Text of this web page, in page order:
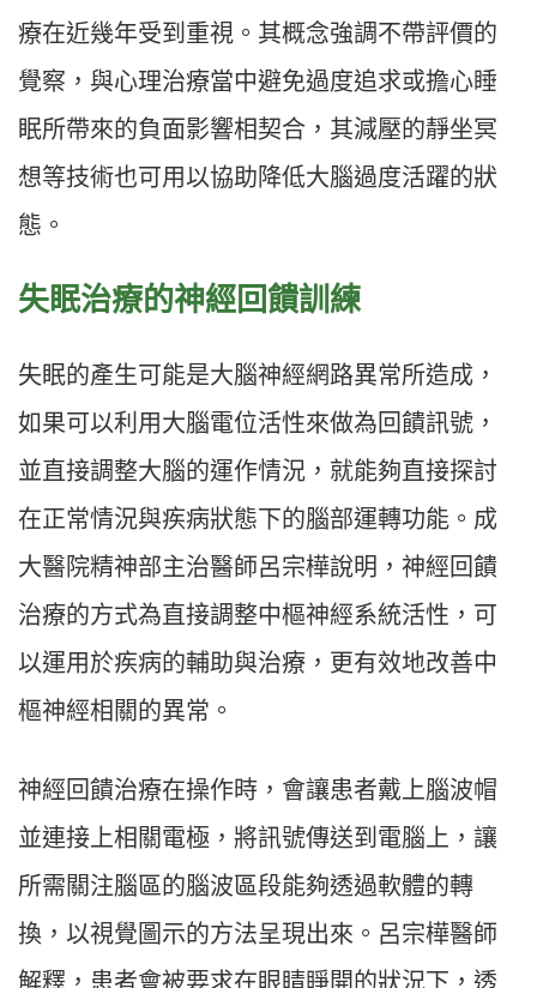
療在近幾年受到重視。其概念強調不帶評價的
覺察，與心理治療當中避免過度追求或擔心睡
眠所帶來的負面影響相契合，其減壓的靜坐冥
想等技術也可用以協助降低大腦過度活躍的狀
態。
失眠治療的神經回饋訓練
失眠的產生可能是大腦神經網路異常所造成，
如果可以利用大腦電位活性來做為回饋訊號，
並直接調整大腦的運作情況，就能夠直接探討
在正常情況與疾病狀態下的腦部運轉功能。成
大醫院精神部主治醫師呂宗樺說明，神經回饋
治療的方式為直接調整中樞神經系統活性，可
以運用於疾病的輔助與治療，更有效地改善中
樞神經相關的異常。
神經回饋治療在操作時，會讓患者戴上腦波帽
並連接上相關電極，將訊號傳送到電腦上，讓
所需關注腦區的腦波區段能夠透過軟體的轉
換，以視覺圖示的方法呈現出來。呂宗樺醫師
解釋，患者會被要求在眼睛睜開的狀況下，透